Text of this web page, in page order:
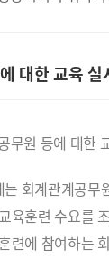
대한 교육 실
원 등에 대한
회계관계공
육훈련 수요를
련에 참여하는